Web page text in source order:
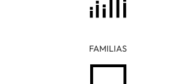
FAMILIAS